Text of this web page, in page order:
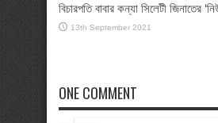
বিচারপতি বাবার কন্যা সিলেটী জিনাতের
13th September 2021
ONE COMMENT